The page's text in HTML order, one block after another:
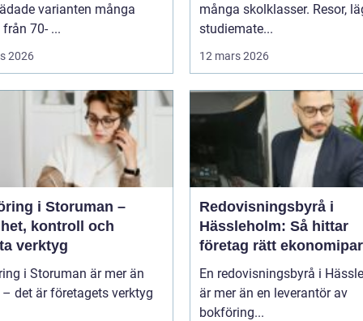
varianten många
70- ...
2026
många skolklasser. Resor,
studiemate...
12 mars 2026
i Storuman –
kontroll och
verktyg
i Storuman är mer än
det är företagets verktyg
Redovisningsbyrå i
Hässleholm: Så hittar
företag rätt
En redovisningsbyrå i
är mer än en leverantör av
bokföring...